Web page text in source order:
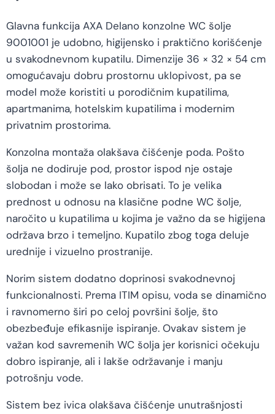
Glavna funkcija AXA Delano konzolne WC šolje
9001001 je udobno, higijensko i praktično korišćenje
u svakodnevnom kupatilu. Dimenzije 36 × 32 × 54 cm
omogućavaju dobru prostornu uklopivost, pa se
model može koristiti u porodičnim kupatilima,
apartmanima, hotelskim kupatilima i modernim
privatnim prostorima.
Konzolna montaža olakšava čišćenje poda. Pošto
šolja ne dodiruje pod, prostor ispod nje ostaje
slobodan i može se lako obrisati. To je velika
prednost u odnosu na klasične podne WC šolje,
naročito u kupatilima u kojima je važno da se higijena
održava brzo i temeljno. Kupatilo zbog toga deluje
urednije i vizuelno prostranije.
Norim sistem dodatno doprinosi svakodnevnoj
funkcionalnosti. Prema ITIM opisu, voda se dinamično
i ravnomerno širi po celoj površini šolje, što
obezbeđuje efikasnije ispiranje. Ovakav sistem je
važan kod savremenih WC šolja jer korisnici očekuju
dobro ispiranje, ali i lakše održavanje i manju
potrošnju vode.
Sistem bez ivica olakšava čišćenje unutrašnjosti